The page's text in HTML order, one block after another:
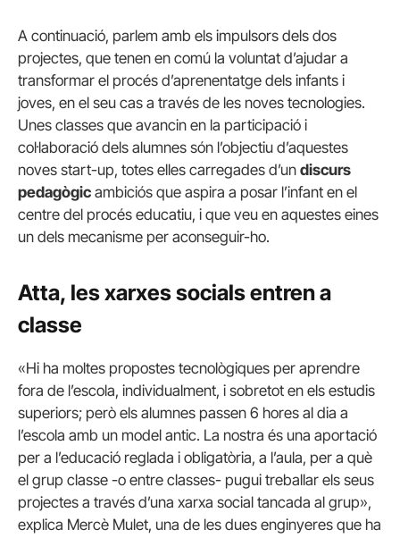
A continuació, parlem amb els impulsors dels dos
projectes, que tenen en comú la voluntat d’ajudar a
transformar el procés d’aprenentatge dels infants i
joves, en el seu cas a través de les noves tecnologies.
Unes classes que avancin en la participació i
col·laboració dels alumnes són l’objectiu d’aquestes
noves start-up, totes elles carregades d’un discurs
pedagògic ambiciós que aspira a posar l’infant en el
centre del procés educatiu, i que veu en aquestes eines
un dels mecanisme per aconseguir-ho.
Atta, les xarxes socials entren a
classe
«Hi ha moltes propostes tecnològiques per aprendre
fora de l’escola, individualment, i sobretot en els estudis
superiors; però els alumnes passen 6 hores al dia a
l’escola amb un model antic. La nostra és una aportació
per a l’educació reglada i obligatòria, a l’aula, per a què
el grup classe -o entre classes- pugui treballar els seus
projectes a través d’una xarxa social tancada al grup»,
explica Mercè Mulet, una de les dues enginyeres que ha